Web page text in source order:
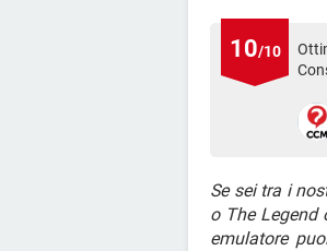
10/10
Se sei tra i
o The Legend
emulatore